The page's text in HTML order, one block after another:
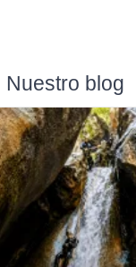
Nuestro blog